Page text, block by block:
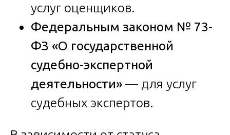
услуг оценщиков.
Федеральным законом № 73-
ФЗ «О государственной
судебно-экспертной
деятельности» — для услуг
судебных экспертов.